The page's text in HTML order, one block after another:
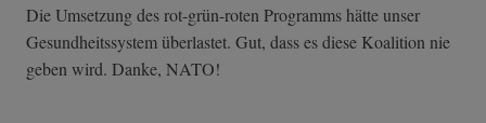
Die Umsetzung des rot-grün-roten Programms hätte unser
Gesundheitssystem überlastet. Gut, dass es diese Koalition nie
geben wird. Danke, NATO!